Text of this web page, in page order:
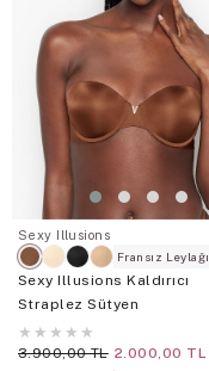
Sexy Illusions
Fransız Leylağı
Sexy Illusions Kaldırıcı
Straplez Sütyen
★ ★ ★ ★ ★
3.900,00 TL 2.000,00 TL